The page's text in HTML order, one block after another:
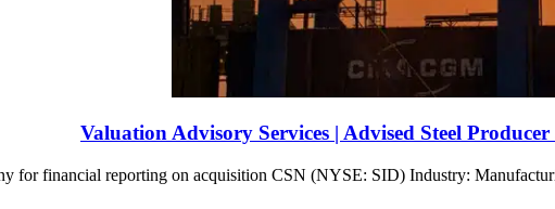
Valuation Advisory Services | Advised Steel
for financial reporting on acquisition CSN (NYSE: SID) Industry: